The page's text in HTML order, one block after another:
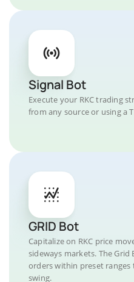
Signal Bot
Execute your RKC trading
from any source or using a
GRID Bot
Capitalize on RKC price
sideways markets. The
orders within preset
swing.